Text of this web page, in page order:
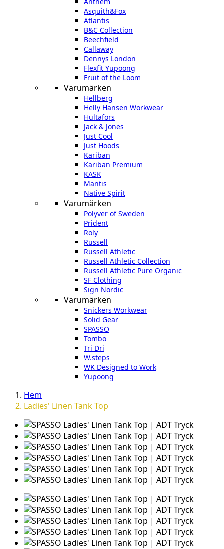
Anthem
Asquith&Fox
Atlantis
B&C Collection
Beechfield
Callaway
Dennys London
Flexfit Yupoong
Fruit of the Loom
Varumärken
Hellberg
Helly Hansen Workwear
Hultafors
Jack & Jones
Just Cool
Just Hoods
Kariban
Kariban Premium
KASK
Mantis
Native Spirit
Varumärken
Polyver of Sweden
Prident
Roly
Russell
Russell Athletic
Russell Athletic Collection
Russell Athletic Pure Organic
SF Clothing
Sign Nordic
Varumärken
Snickers Workwear
Solid Gear
SPASSO
Tombo
Tri Dri
W.steps
WK Designed to Work
Yupoong
Hem
Ladies' Linen Tank Top